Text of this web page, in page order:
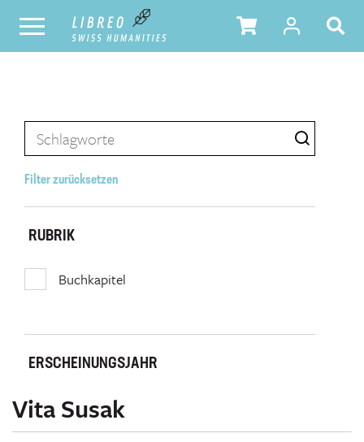
Filter zurücksetzen
RUBRIK
Buchkapitel
ERSCHEINUNGSJAHR
Vita Susak